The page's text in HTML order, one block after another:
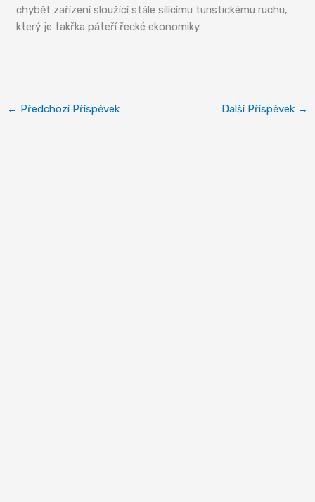
chybět zařízení sloužící stále sílícímu turistickému ruchu,
který je takřka páteří řecké ekonomiky.
← Předchozí Příspěvek Další Příspěvek →